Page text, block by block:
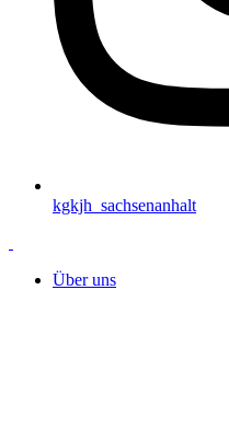
kgkjh_sachsenanhalt
Über uns